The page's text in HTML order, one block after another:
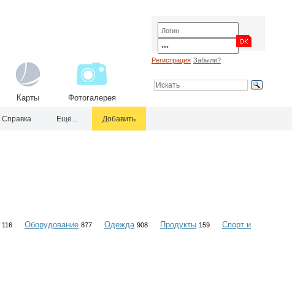
Карты Фотогалерея
Регистрация Забыли?
Справка Ещё... Добавить
116 Оборудование 877 Одежда 908 Продукты 159
Спорт и